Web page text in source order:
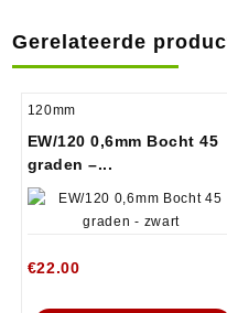
Gerelateerde
120mm
EW/120 0,6mm Bocht 45
graden –...
€22.00